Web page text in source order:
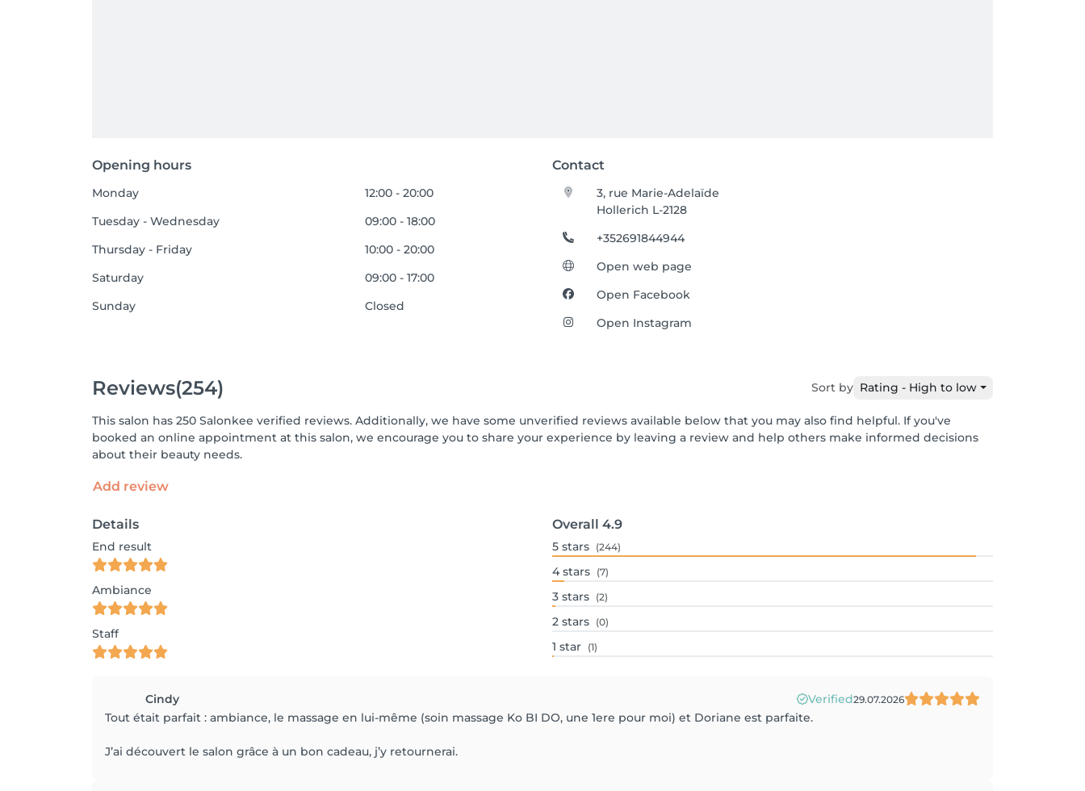
Opening hours Contact
Monday
12:00 - 20:00
Tuesday - Wednesday
09:00 - 18:00
Thursday - Friday
10:00 - 20:00
Saturday
09:00 - 17:00
Sunday
Closed
3, rue Marie-Adelaïde
Hollerich L-2128
+352691844944
Open web page
Open Facebook
Open Instagram
Reviews(254) Sort by Rating - High to low
This salon has 250 Salonkee verified reviews. Additionally, we have some unverified reviews available below that you may also find helpful. If you've
booked an online appointment at this salon, we encourage you to share your experience by leaving a review and help others make informed decisions
about their beauty needs.
Add review
Details
End result
Ambiance
Staff
Overall 4.9
5 stars (244)
4 stars (7)
3 stars (2)
2 stars (0)
1 star (1)
Cindy Verified29.07.2026
Tout était parfait : ambiance, le massage en lui-même (soin massage Ko BI DO, une 1ere pour moi) et Doriane est parfaite.
J’ai découvert le salon grâce à un bon cadeau, j’y retournerai.